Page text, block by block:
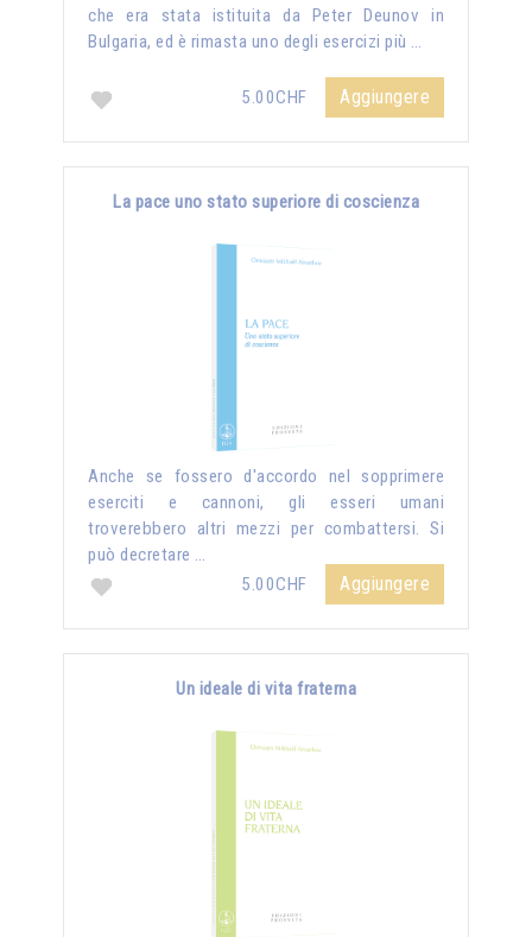
che era stata istituita da Peter Deunov in
Bulgaria, ed è rimasta uno degli esercizi più …
5.00CHF Aggiungere
La pace uno stato superiore di coscienza
Anche se fossero d'accordo nel sopprimere
eserciti e cannoni, gli esseri umani
troverebbero altri mezzi per combattersi. Si
può decretare …
5.00CHF
Aggiungere
Un ideale di vita fraterna